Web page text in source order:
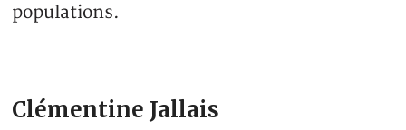
populations.
Clémentine Jallais